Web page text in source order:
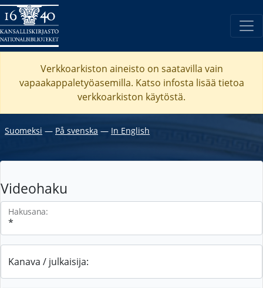
Verkkoarkiston aineisto on saatavilla vain
vapaakappaletyöasemilla. Katso infosta lisää tietoa
verkkoarkiston käytöstä.
Suomeksi ― På svenska ― In English
Videohaku
Hakusana:
Kanava / julkaisija: